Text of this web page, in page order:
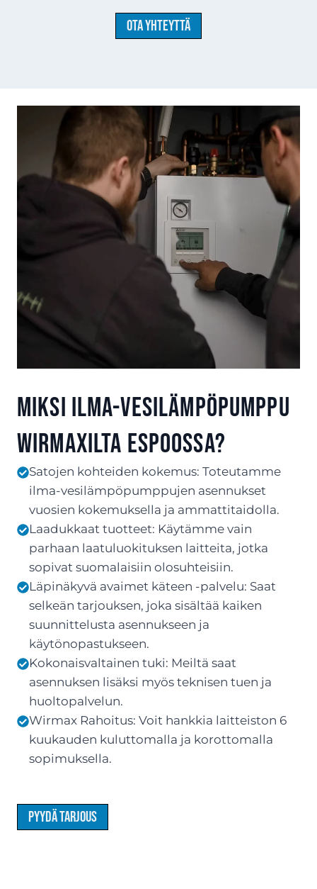
Ota yhteyttä
Miksi ilma-vesilämpöpumppu
Wirmaxilta Espoossa?
Satojen kohteiden kokemus: Toteutamme
ilma-vesilämpöpumppujen asennukset
vuosien kokemuksella ja ammattitaidolla.
Laadukkaat tuotteet: Käytämme vain
parhaan laatuluokituksen laitteita, jotka
sopivat suomalaisiin olosuhteisiin.
Läpinäkyvä avaimet käteen -palvelu: Saat
selkeän tarjouksen, joka sisältää kaiken
suunnittelusta asennukseen ja
käytönopastukseen.
Kokonaisvaltainen tuki: Meiltä saat
asennuksen lisäksi myös teknisen tuen ja
huoltopalvelun.
Wirmax Rahoitus: Voit hankkia laitteiston 6
kuukauden kuluttomalla ja korottomalla
sopimuksella.
Pyydä tarjous